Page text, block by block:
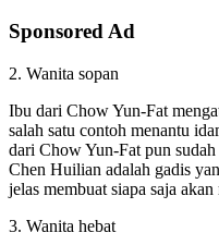
Sponsored Ad
2. Wanita sopan
Ibu dari Chow Yun-Fat
salah satu contoh menantu
dari Chow Yun-Fat pun
Chen Huilian adalah gadis
jelas membuat siapa saja
3. Wanita hebat